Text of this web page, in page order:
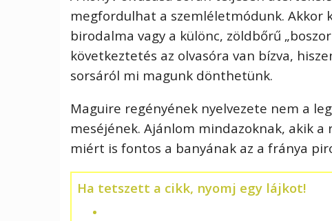
megfordulhat a szemléletmódunk. Akkor
birodalma vagy a különc, zöldbőrű
következtetés az olvasóra van bízva,
sorsáról mi magunk dönthetünk.
Maguire regényének nyelvezete nem a
meséjének. Ajánlom mindazoknak, akik
miért is fontos a banyának az a fránya
Ha tetszett a cikk, nyomj egy lájkot!